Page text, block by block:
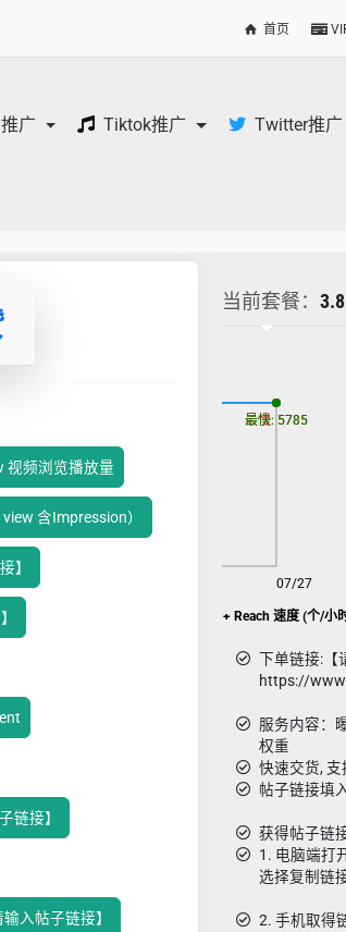
首页
广 Tiktok推广 Twitter推广
视频浏览播放量
含Impression）
】
链接】
入帖子链接】
当前套餐：
Ins曝光impression + Reach 速度 (个/小
07/27
最慢: 5785
最快: 5785
下单链接:【
https://
服务内容：
权重
快速交货, 支
帖子链接填
获得帖子链
1. 电脑端打
选择复制链
2. 手机取得